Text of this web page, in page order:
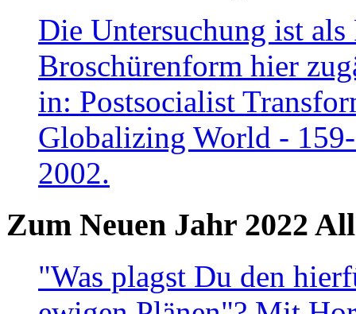
Die Untersuchung ist
Broschürenform hier
in: Postsocialist
Globalizing World -
2002.
Zum Neuen Jahr 2022
"Was plagst Du den